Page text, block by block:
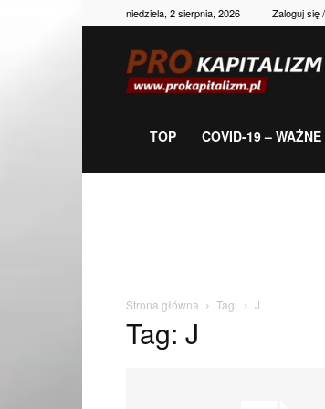
niedziela, 2 sierpnia, 2026 Zaloguj się
TOP COVID-19 – WAŻNE
Strona główna Tagi J
Tag: J